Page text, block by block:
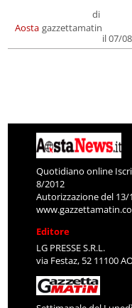
Aosta
di
gazzettamatin
il 07/
Quotidiano online
8/2012
Autorizzazione del 13/
Editore
LG PRESSE S.R.L.
via Festaz, 52 11100